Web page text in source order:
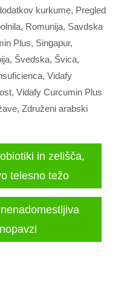
kurkume, Pregled
, Romunija, Savdska
Plus, Singapur,
, Švedska, Švica,
, Vidafy
, Vidafy Curcumin Plus
, Združeni arabski
in zelišča,
telesno težo